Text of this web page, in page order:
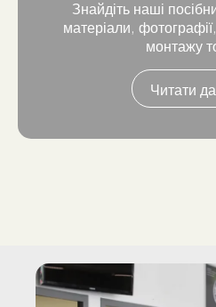
Знайдіть наші
матеріали, фотографії,
монтажу
Читати